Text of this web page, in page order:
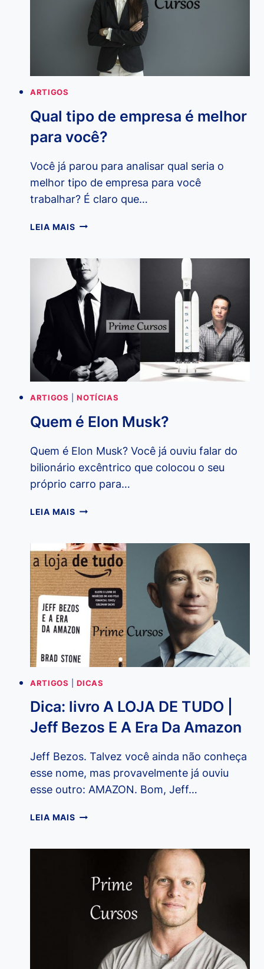
JORDAN
PETERSON
ARTIGOS
Qual tipo de empresa é melhor
para você?
Você já parou para analisar qual seria o
melhor tipo de empresa para você
trabalhar? É claro que…
LEIA MAISQUAL
EMPRESA
É
MELHOR
PARA
VOCÊ?
ARTIGOS NOTÍCIAS
Quem é Elon Musk?
Quem é Elon Musk? Você já ouviu falar do
bilionário excêntrico que colocou o seu
próprio carro para…
LEIA MAISQUEM
MUSK?
ARTIGOS DICAS
Dica: livro A LOJA DE TUDO |
Jeff Bezos E A Era Da Amazon
Jeff Bezos. Talvez você ainda não conheça
esse nome, mas provavelmente já ouviu
esse outro: AMAZON. Bom, Jeff…
LEIA MAISDICA:
TUDO
JEFF